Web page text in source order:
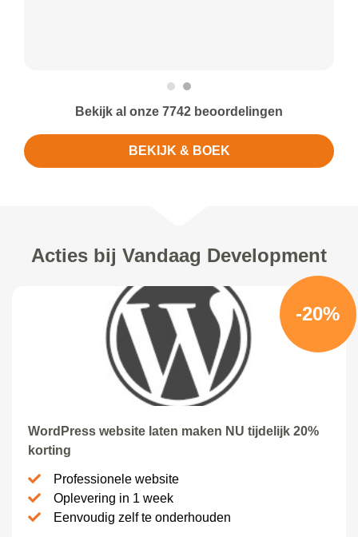
Bekijk al onze 7742 beoordelingen
BEKIJK & BOEK
Acties bij Vandaag Development
-20%
WordPress website laten maken NU tijdelijk 20%
korting
Professionele website
Oplevering in 1 week
Eenvoudig zelf te onderhouden